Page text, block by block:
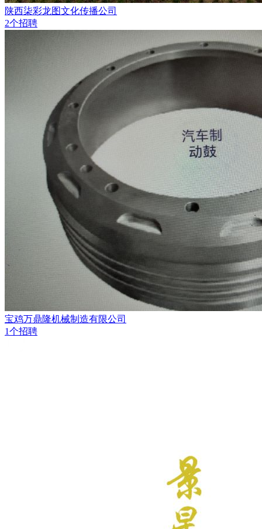
陕西柒彩龙图文化传播公司
2个招聘
宝鸡万鼎隆机械制造有限公司
1个招聘